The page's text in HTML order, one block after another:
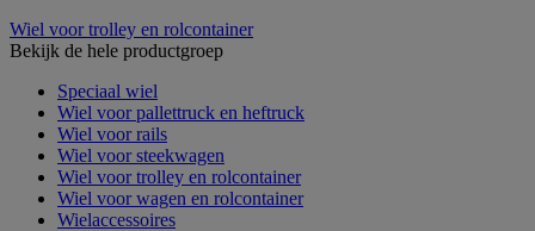
Wiel voor trolley en rolcontainer
Bekijk de hele productgroep
Speciaal wiel
Wiel voor pallettruck en heftruck
Wiel voor rails
Wiel voor steekwagen
Wiel voor trolley en rolcontainer
Wiel voor wagen en rolcontainer
Wielaccessoires